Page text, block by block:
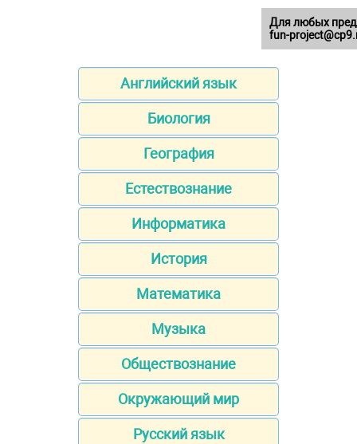
Английский язык
Биология
География
Естествознание
Информатика
История
Математика
Музыка
Обществознание
Окружающий мир
Русский язык
Для любых
fun-